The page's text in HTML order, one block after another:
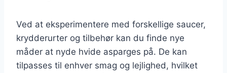
Ved at eksperimentere med forskellige saucer,
krydderurter og tilbehør kan du finde nye
måder at nyde hvide asparges på. De kan
tilpasses til enhver smag og lejlighed, hvilket